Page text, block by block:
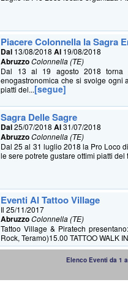
Piacere Colonnella la Sagra
Dal 13/08/2018Al 19/08/2018
AbruzzoColonnella (TE)
Dal 13 al 19 agosto 2018 torna
enogastronomica che si svolge ogni
piatti del...[segue]
Sagra Delle Sagre
Dal25/07/2018Al31/07/2018
AbruzzoColonnella (TE)
Dal 25 al 31 luglio 2018 la Pro Loco
le sere potrete gustare ottimi piatti
Eventi Al Tattoo Village
Il 25/11/2017
AbruzzoColonnella (TE)
Tattoo Village & Piratech
Rock, Teramo)15.00 TATTOO WALK
Elenco Eventi da 1